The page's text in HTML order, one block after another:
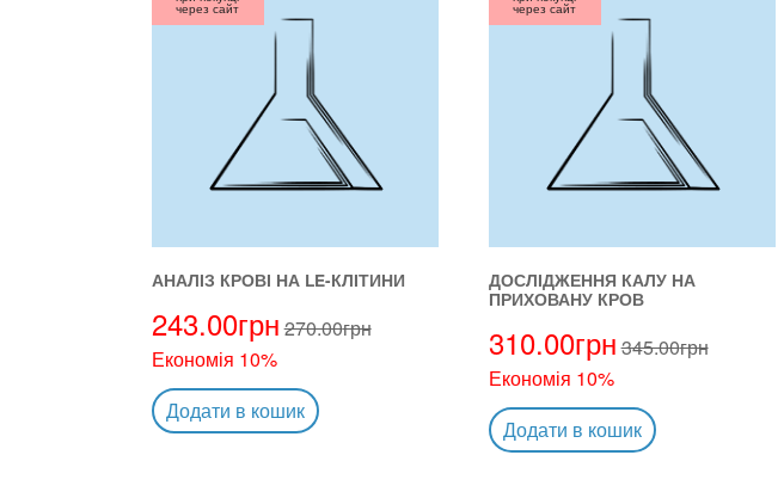
АНАЛІЗ КРОВІ НА LE-КЛІТИНИ
243.00грн 270.00грн
Економія 10%
через сайт
Додати в кошик
ДОСЛІДЖЕННЯ КАЛУ НА
ПРИХОВАНУ КРОВ
310.00грн345.00грн
Економія 10%
через сайт
Додати в кошик